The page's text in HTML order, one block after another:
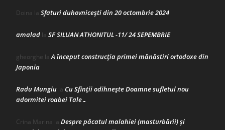
Doina la Sfaturi duhovnicești din 20 octombrie 2024
amalad la SF SILUAN ATHONITUL -11/ 24 SEPEMBRIE
gheorghe laA început construcţia primei mănăstiri ortodoxe din
Japonia
Radu Mungiu la Cu Sfinții odihnește Doamne sufletul nou
adormitei roabei Tale…
Crina Marina la Despre păcatul malahiei (masturbării) şi